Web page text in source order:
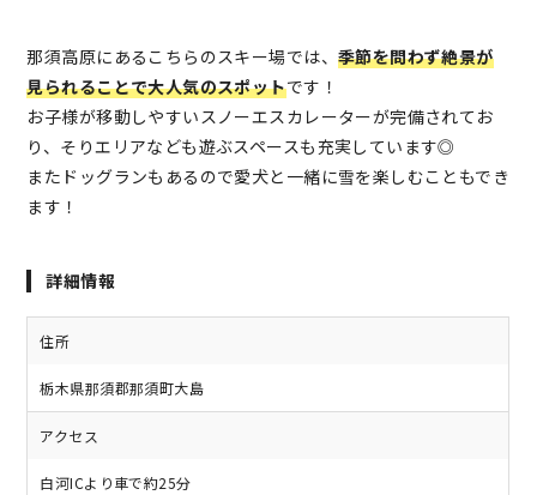
那須高原にあるこちらのスキー場では、 季節を問わず絶景が
見られることで大人気のスポットです！
お子様が移動しやすいスノーエスカレーターが完備されてお
り、そりエリアなども遊ぶスペースも充実しています◎
またドッグランもあるので愛犬と一緒に雪を楽しむこともでき
ます！
詳細情報
住所
栃木県那須郡那須町大島
アクセス
白河ICより車で約25分